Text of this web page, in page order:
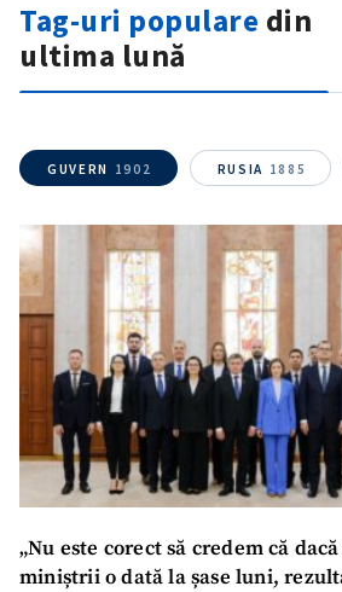
Tag-uri populare din
ultima lună
GUVERN 1902 RUSIA 1885
„Nu este corect să credem că
miniștrii o dată la șase luni,
Sursă anonimă
Nume+ Numele meu
Am citit și sunt de
acord cu politica de
confidențialitate.
TRIMITE ȘTIREA